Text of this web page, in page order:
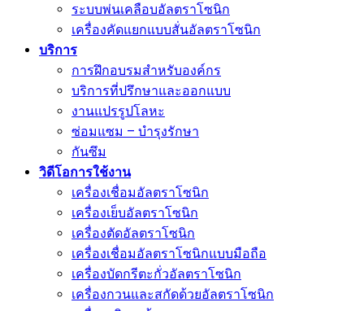
ระบบพ่นเคลือบอัลตราโซนิก
เครื่องคัดแยกแบบสั่นอัลตราโซนิก
บริการ
การฝึกอบรมสำหรับองค์กร
บริการที่ปรึกษาและออกแบบ
งานแปรรูปโลหะ
ซ่อมแซม – บำรุงรักษา
กันซึม
วิดีโอการใช้งาน
เครื่องเชื่อมอัลตราโซนิก
เครื่องเย็บอัลตราโซนิก
เครื่องตัดอัลตราโซนิก
เครื่องเชื่อมอัลตราโซนิกแบบมือถือ
เครื่องบัดกรีตะกั่วอัลตราโซนิก
เครื่องกวนและสกัดด้วยอัลตราโซนิก